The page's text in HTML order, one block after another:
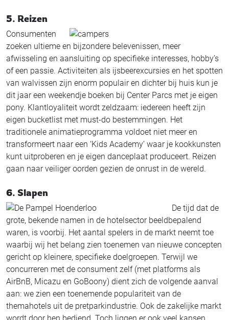
5. Reizen
Consumenten
zoeken ultieme en bijzondere belevenissen, meer
afwisseling en aansluiting op specifieke interesses, hobby’s
of een passie. Activiteiten als ijsbeerexcursies en het spotten
van walvissen zijn enorm populair en dichter bij huis kun je
dit jaar een weekendje boeken bij Center Parcs met je eigen
pony. Klantloyaliteit wordt zeldzaam: iedereen heeft zijn
eigen bucketlist met must-do bestemmingen. Het
traditionele animatieprogramma voldoet niet meer en
transformeert naar een ‘Kids Academy’ waar je kookkunsten
kunt uitproberen en je eigen danceplaat produceert. Reizen
gaan naar veiliger oorden gezien de onrust in de wereld.
6. Slapen
De tijd dat de
grote, bekende namen in de hotelsector beeldbepalend
waren, is voorbij. Het aantal spelers in de markt neemt toe
waarbij wij het belang zien toenemen van nieuwe concepten
gericht op kleinere, specifieke doelgroepen. Terwijl we
concurreren met de consument zelf (met platforms als
AirBnB, Micazu en GoBoony) dient zich de volgende aanval
aan: we zien een toenemende populariteit van de
themahotels uit de pretparkindustrie. Ook de zakelijke markt